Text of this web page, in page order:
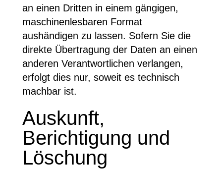
an einen Dritten in einem gängigen,
maschinenlesbaren Format
aushändigen zu lassen. Sofern Sie die
direkte Übertragung der Daten an einen
anderen Verantwortlichen verlangen,
erfolgt dies nur, soweit es technisch
machbar ist.
Auskunft,
Berichtigung und
Löschung